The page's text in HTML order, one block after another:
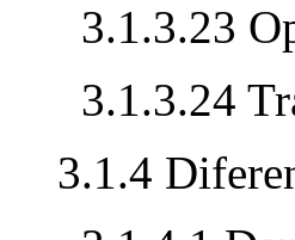
3.1.3.23
3.1.3.24
3.1.4